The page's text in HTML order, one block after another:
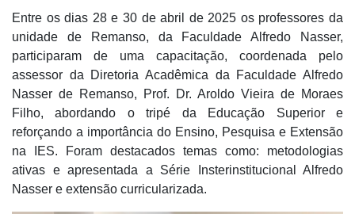
Entre os dias 28 e 30 de abril de 2025 os professores da
unidade de Remanso, da Faculdade Alfredo Nasser,
participaram de uma capacitação, coordenada pelo
assessor da Diretoria Acadêmica da Faculdade Alfredo
Nasser de Remanso, Prof. Dr. Aroldo Vieira de Moraes
Filho, abordando o tripé da Educação Superior e
reforçando a importância do Ensino, Pesquisa e Extensão
na IES. Foram destacados temas como: metodologias
ativas e apresentada a Série Insterinstitucional Alfredo
Nasser e extensão curricularizada.